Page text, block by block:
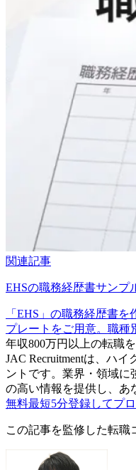
関連記事
EHSの職務経歴書サンプ
「EHS」の職務経歴書
プレートをご用意。職種
年収800万円以上の転職を
JAC Recruitmentは、ハ
ントです。 業界・領域に
の高い情報を提供し、あ
無料最短5分登録してプ
この記事を監修した転職